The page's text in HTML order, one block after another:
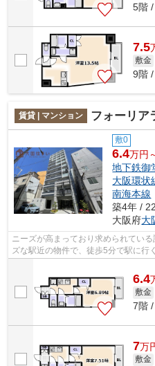
5階
7.5
敷金
9階
賃貸 | マンション フォーリア
敷0
6.4万円
地下鉄御
大阪環状
南海本線
築4年 /
大阪府大
ニーズが高まっており求められてい
ズな駅近の物件で、徒歩5分で駅に行
6.4
敷金
7階
7万
敷金